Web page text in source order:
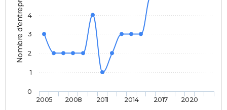
Nombre d'entreprises
2005 2008 2011 2014 2017 2020
0
1
2
3
4